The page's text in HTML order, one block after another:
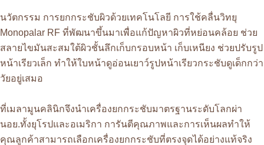
นวัตกรรม การยกกระชับผิวด้วยเทคโนโลยี การใช้คลื่นวิทยุ
Monopalar RF ที่พัฒนาขึ้นมาเพื่อแก้ปัญหาผิวที่หย่อนคล้อย ช่วย
สลายไขมันสะสมใต้ผิวชั้นลึกเก็บกรอบหน้า เก็บเหนียง ช่วยปรับรูป
หน้าเรียวเล็ก ทำให้ใบหน้าดูอ่อนเยาว์รูปหน้าเรียวกระชับดูเด็กกว่า
วัยอยู่เสมอ
ที่เมลามูนคลินิกจึงนำเครื่องยกกระชับมาตรฐานระดับโลกผ่า
นอย.ทั้งยุโรปและอเมริกา การันตีคุณภาพและการเห็นผลทำให้
คุณลูกค้าสามารถเลือกเครื่องยกกระชับที่ตรงจุดได้อย่างแท้จริง